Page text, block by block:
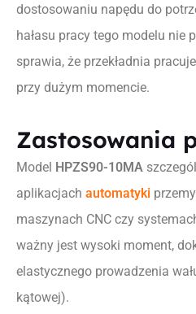
dostosowaniu napędu do
hałasu pracy tego modelu nie
sprawia, że przekładnia
przy dużym momencie.
Zastosowania
Model HPZS90-10MA
aplikacjach automatyki
maszynach CNC czy
ważny jest wysoki moment,
elastycznego prowadzenia
kątowej).